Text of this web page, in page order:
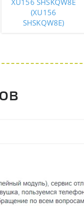
XU156 SHSKQW8E
(XU156
SHSKQW8E)